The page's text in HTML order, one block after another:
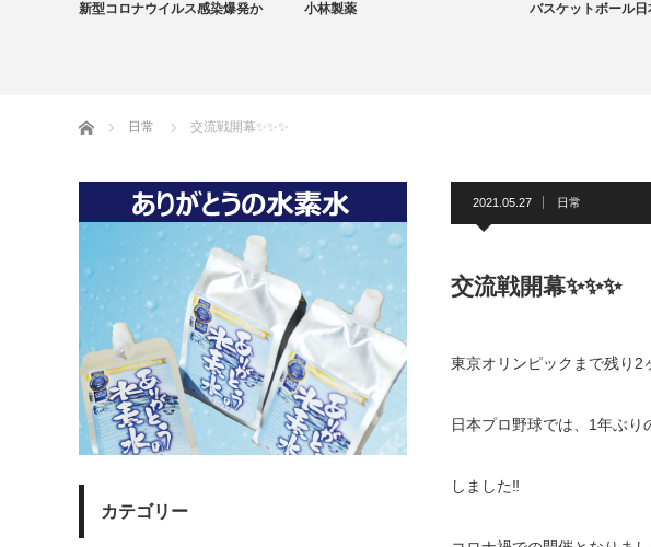
新型コロナウイルス感染爆発か 小林製薬 バスケットボール日
ホーム 日常 交流戦開幕✨✨✨
2021.05.27 日常
交流戦開幕✨✨✨
東京オリンピックまで残り2
日本プロ野球では、1年ぶり
しました‼️
カテゴリー